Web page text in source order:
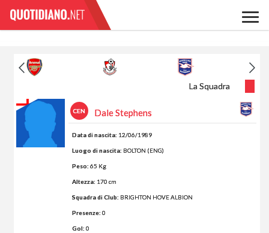
La Squadra
CEN Dale Stephens
Data di nascita: 12/06/1989
Luogo di nascita: BOLTON (ENG)
Peso: 65 Kg
Altezza: 170 cm
Squadra di Club: BRIGHTON HOVE ALBION
Presenze: 0
Gol: 0